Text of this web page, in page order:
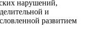
нарушений,
и
развитием